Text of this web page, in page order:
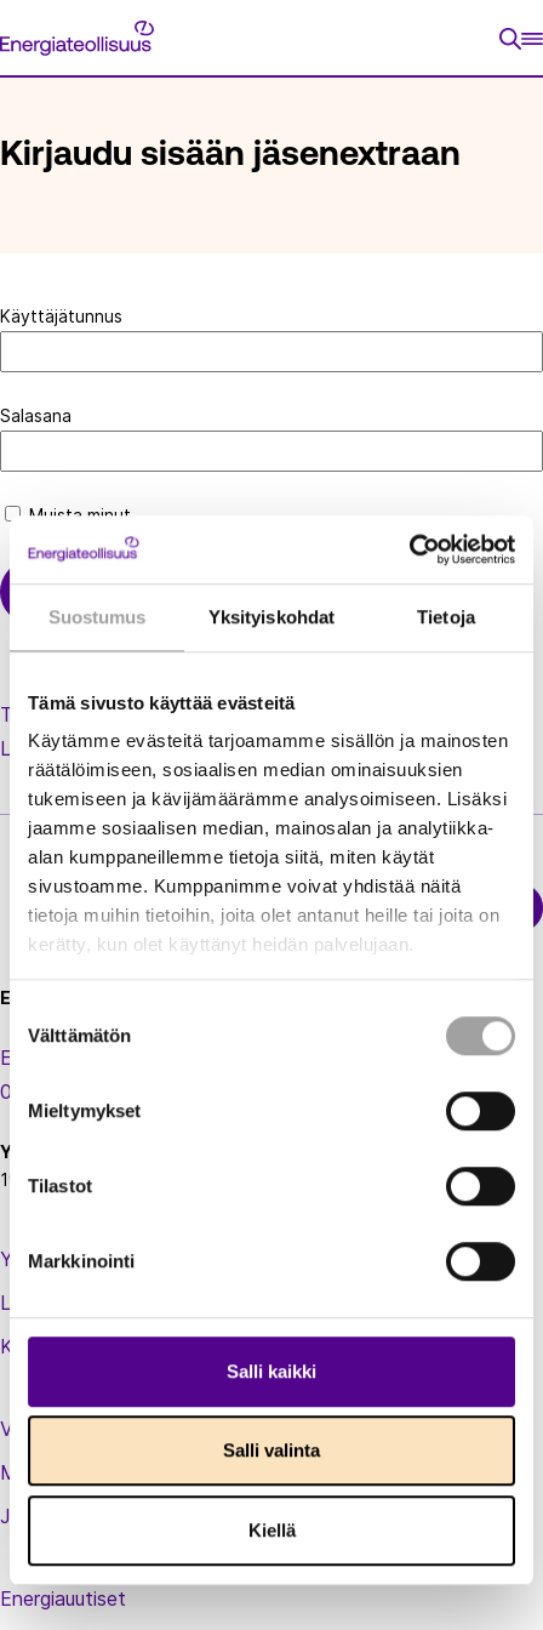
Suostumus Yksityiskohdat Tietoja
Tämä sivusto käyttää evästeitä
Käytämme evästeitä tarjoamamme sisällön ja mainosten
räätälöimiseen, sosiaalisen median ominaisuuksien
tukemiseen ja kävijämäärämme analysoimiseen. Lisäksi
jaamme sosiaalisen median, mainosalan ja analytiikka-
alan kumppaneillemme tietoja siitä, miten käytät
sivustoamme. Kumppanimme voivat yhdistää näitä
tietoja muihin tietoihin, joita olet antanut heille tai joita on
kerätty, kun olet käyttänyt heidän palvelujaan.
Suostumuksen
valinta
Välttämätön
Mieltymykset
Tilastot
Markkinointi
Salli kaikki
Salli valinta
Kiellä
suoraan
Energiateollisuus
ETUSIVU
Kirjaudu sisään jäsenextraan
Käyttäjätunnus
Salasana
Muista minut
Tilaa uusi salasana unohtuneen tilalle
Luo käyttäjätili jäsenextraan
Energiateollisuus
Sähkökatkokartta
Energiateollisuus ry
Eteläranta 10,
00130 Helsinki
Y-tunnus:
1924697-5
Yhteystiedot
Laskutustiedot
Kirjaudu sisään jäsenextraan
Vastuullisuusteot
Medialle
Jäsenluettelo
Energiauutiset